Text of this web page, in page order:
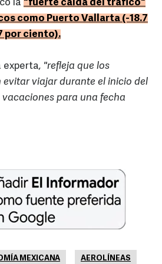
la "fuerte caída del tráfico"
como Puerto Vallarta (-18.7
por ciento).
experta, "refleja que los
viajar durante el inicio del
para una fecha
MEXICANA AEROLÍNEAS